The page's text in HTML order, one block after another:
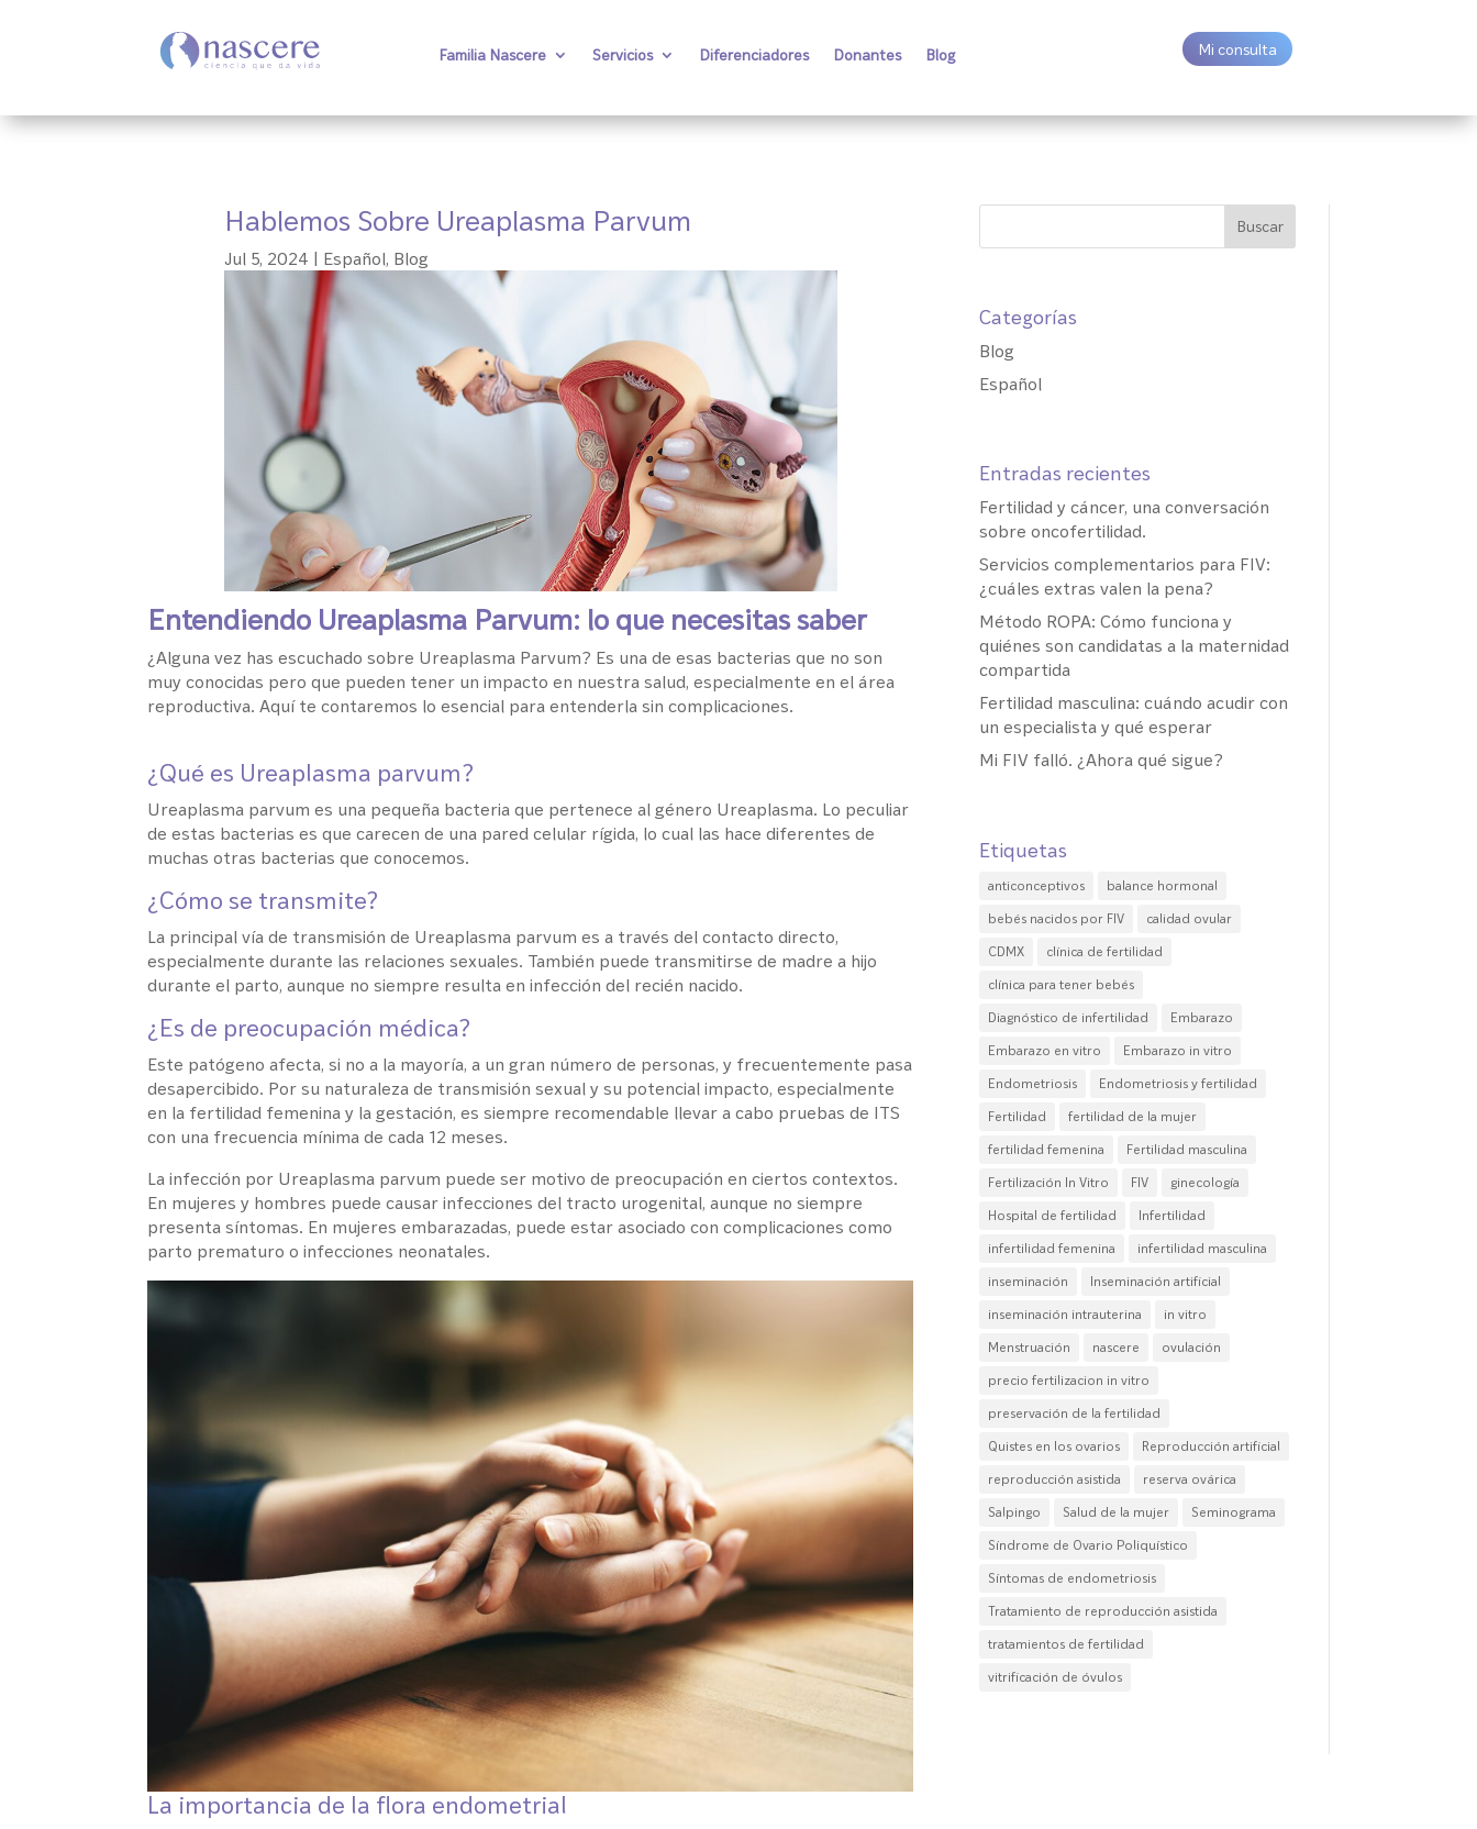
Familia Nascere Servicios Diferenciadores Donantes Blog Mi consulta
Hablemos Sobre Ureaplasma Parvum
Jul 5, 2024 | Español, Blog
Entendiendo Ureaplasma Parvum: lo que necesitas saber
¿Alguna vez has escuchado sobre Ureaplasma Parvum? Es una de esas bacterias que no son
muy conocidas pero que pueden tener un impacto en nuestra salud, especialmente en el área
reproductiva. Aquí te contaremos lo esencial para entenderla sin complicaciones.
¿Qué es Ureaplasma parvum?
Ureaplasma parvum es una pequeña bacteria que pertenece al género Ureaplasma. Lo peculiar
de estas bacterias es que carecen de una pared celular rígida, lo cual las hace diferentes de
muchas otras bacterias que conocemos.
¿Cómo se transmite?
La principal vía de transmisión de Ureaplasma parvum es a través del contacto directo,
especialmente durante las relaciones sexuales. También puede transmitirse de madre a hijo
durante el parto, aunque no siempre resulta en infección del recién nacido.
¿Es de preocupación médica?
Este patógeno afecta, si no a la mayoría, a un gran número de personas, y frecuentemente pasa
desapercibido. Por su naturaleza de transmisión sexual y su potencial impacto, especialmente
en la fertilidad femenina y la gestación, es siempre recomendable llevar a cabo pruebas de ITS
con una frecuencia mínima de cada 12 meses.
La infección por Ureaplasma parvum puede ser motivo de preocupación en ciertos contextos.
En mujeres y hombres puede causar infecciones del tracto urogenital, aunque no siempre
presenta síntomas. En mujeres embarazadas, puede estar asociado con complicaciones como
parto prematuro o infecciones neonatales.
La importancia de la flora endometrial
Categorías
Blog
Español
Entradas recientes
Fertilidad y cáncer, una conversación
sobre oncofertilidad.
Servicios complementarios para FIV:
¿cuáles extras valen la pena?
Método ROPA: Cómo funciona y
quiénes son candidatas a la maternidad
compartida
Fertilidad masculina: cuándo acudir con
un especialista y qué esperar
Mi FIV falló. ¿Ahora qué sigue?
Etiquetas
anticonceptivos
balance hormonal
bebés nacidos por FIV
calidad ovular
CDMX
clínica de fertilidad
clínica para tener bebés
Diagnóstico de infertilidad
Embarazo
Embarazo en vitro
Embarazo in vitro
Endometriosis
Endometriosis y fertilidad
Fertilidad
fertilidad de la mujer
fertilidad femenina
Fertilidad masculina
Fertilización In Vitro
FIV
ginecología
Hospital de fertilidad
Infertilidad
infertilidad femenina
infertilidad masculina
inseminación
Inseminación artificial
inseminación intrauterina
in vitro
Menstruación
nascere
ovulación
precio fertilizacion in vitro
preservación de la fertilidad
Quistes en los ovarios
Reproducción artificial
reproducción asistida
reserva ovárica
Salpingo
Salud de la mujer
Seminograma
Síndrome de Ovario Poliquístico
Síntomas de endometriosis
Tratamiento de reproducción asistida
tratamientos de fertilidad
vitrificación de óvulos